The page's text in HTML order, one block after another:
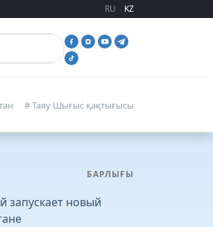
RU KZ
# Таяу Шығыс қақтығысы
БАРЛЫҒЫ
запускает новый